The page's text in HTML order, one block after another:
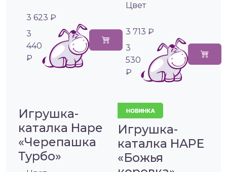
3 623 ₽
3
440
₽
Цвет
3 713 ₽
3
530
₽
Игрушка-
каталка Hape
«Черепашка
Турбо»
Игрушка-
каталка HAPE
«Божья